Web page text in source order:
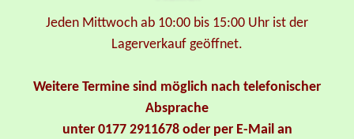
Jeden Mittwoch ab 10:00 bis 15:00 Uhr ist der
Lagerverkauf geöffnet.
Weitere Termine sind möglich nach telefonischer
Absprache
unter 0177 2911678 oder per E-Mail an